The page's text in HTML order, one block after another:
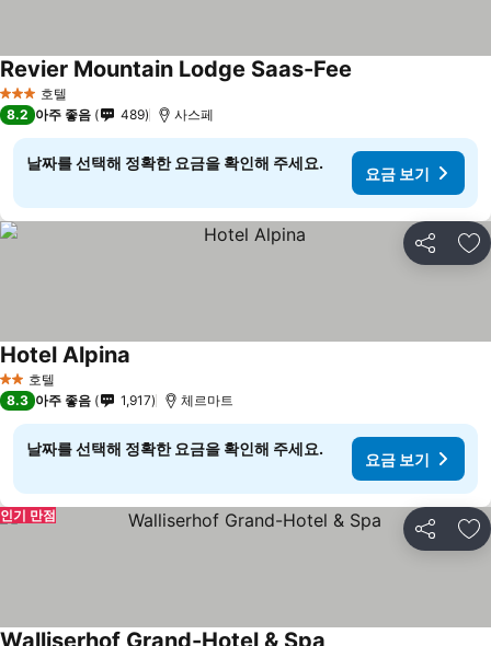
3 성급 호텔
Revier Mountain Lodge Saas-Fee
8.2 아주 좋음 489 사스페
날짜를 선택해 정확한 요금을 확인해 주세요.
요금 보기
공유 즐
2 성급호텔
Hotel Alpina
8.3 아주 좋음 1,917 체르마트
날짜를 선택해 정확한 요금을 확인해 주세요.
요금 보기
공유 즐
인기 만점
Walliserhof Grand-Hotel & Spa